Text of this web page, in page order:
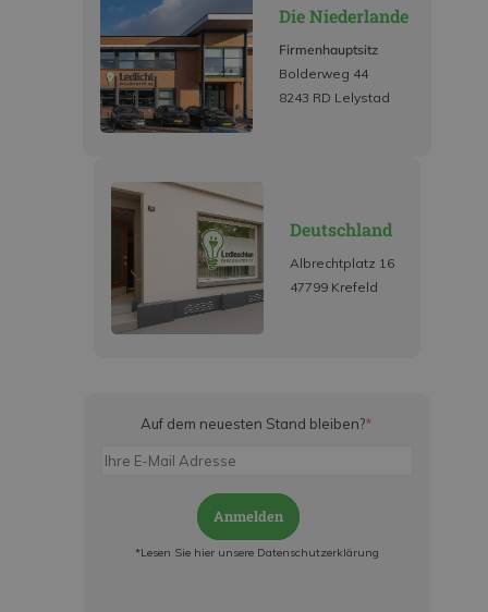
Die Niederlande
Firmenhauptsitz
Bolderweg 44
8243 RD Lelystad
Deutschland
Albrechtplatz 16
47799 Krefeld
Auf dem neuesten Stand bleiben?*
Anmelden
*Lesen Sie hier unsere Datenschutzerklärung